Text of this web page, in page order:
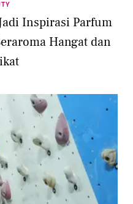
Inspirasi Parfum
Hangat dan